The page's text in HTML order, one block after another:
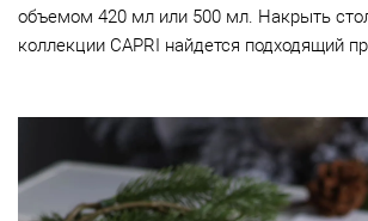
объемом 420 мл или 500 мл. Накрыть
коллекции CAPRI найдется подходящий